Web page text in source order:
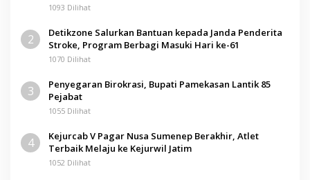
1093 Dilihat
2
Detikzone Salurkan Bantuan kepada Janda Penderita
Stroke, Program Berbagi Masuki Hari ke-61
1070 Dilihat
3
Penyegaran Birokrasi, Bupati Pamekasan Lantik 85
Pejabat
1055 Dilihat
4
Kejurcab V Pagar Nusa Sumenep Berakhir, Atlet
Terbaik Melaju ke Kejurwil Jatim
1052 Dilihat